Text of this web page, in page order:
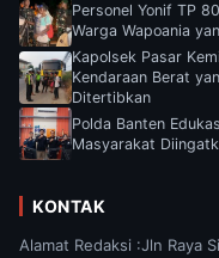
Personel Yonif TP
Warga Wapoania
Kapolsek Pasar
Kendaraan Berat
Ditertibkan
Polda Banten
Masyarakat
KONTAK
Alamat Redaksi :Jln Raya